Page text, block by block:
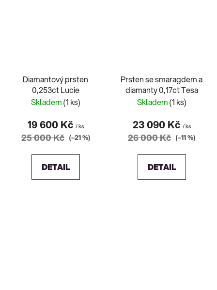
Diamantový prsten
0,253ct Lucie
Skladem(1 ks)
19 600 Kč / ks
25 000 Kč (–21 %)
DETAIL
Prsten se smaragdem a
diamanty 0,17ct Tesa
Skladem(1 ks)
23 090 Kč / ks
26 000 Kč (–11 %)
DETAIL